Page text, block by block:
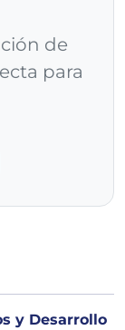
de
para
y Desarrollo